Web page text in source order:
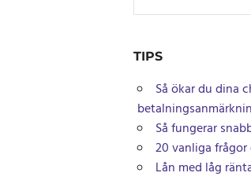
TIPS
Så ökar du dina
Så fungerar
20 vanliga
Lån med låg